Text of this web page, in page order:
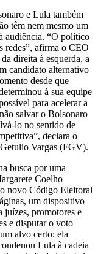
e Lula também
têm nem mesmo um
audiência. “O político
redes”, afirma o CEO
direita à esquerda, a
candidato alternativo
desde que
à sua equipe
para acelerar a
salvar o Bolsonaro
lo no sentido de
declara o
Vargas (FGV).
busca por uma
Coelho
novo Código Eleitoral
um dispositivo
juízes, promotores e
e disputar o voto
alvo certo: ela
Lula à cadeia